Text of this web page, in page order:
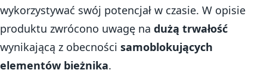
wykorzystywać swój potencjał w czasie. W opisie
produktu zwrócono uwagę na dużą trwałość
wynikającą z obecności samoblokujących
elementów bieżnika.